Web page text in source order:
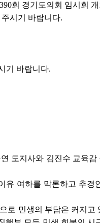
회 경기도의회 임시회
시기 바랍니다.
기 바랍니다.
도지사와 김진수 교육
여하를 막론하고 추
민생의 부담은 커지